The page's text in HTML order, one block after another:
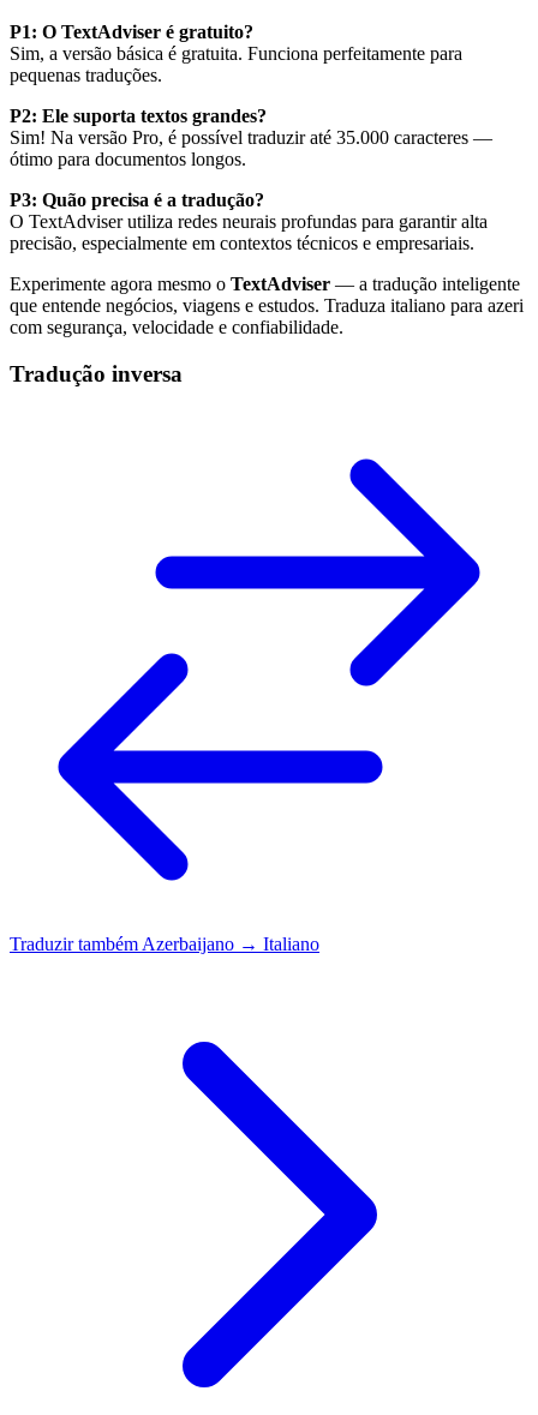
P1: O TextAdviser é gratuito?
Sim, a versão básica é gratuita. Funciona perfeitamente para
pequenas traduções.
P2: Ele suporta textos grandes?
Sim! Na versão Pro, é possível traduzir até 35.000 caracteres —
ótimo para documentos longos.
P3: Quão precisa é a tradução?
O TextAdviser utiliza redes neurais profundas para garantir alta
precisão, especialmente em contextos técnicos e empresariais.
Experimente agora mesmo o TextAdviser — a tradução inteligente
que entende negócios, viagens e estudos. Traduza italiano para azeri
com segurança, velocidade e confiabilidade.
Tradução inversa
Traduzir também Azerbaijano → Italiano